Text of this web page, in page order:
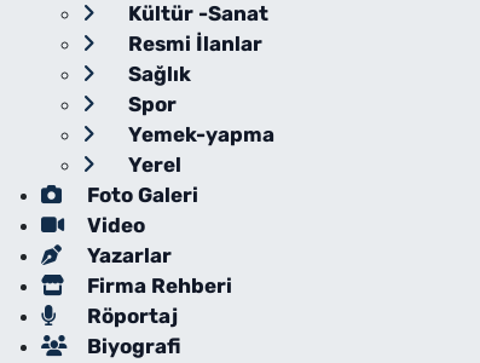
Kültür -Sanat
Resmi İlanlar
Sağlık
Spor
Yemek-yapma
Yerel
Foto Galeri
Video
Yazarlar
Firma Rehberi
Röportaj
Biyografi